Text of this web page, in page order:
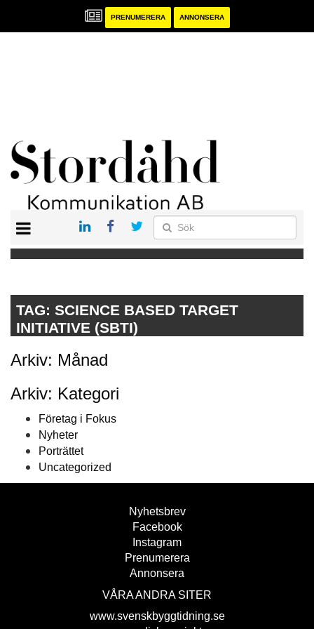
PRENUMERERA ANNONSERA
TAG: SCIENCE BASED TARGET
INITIATIVE (SBTI)
Arkiv: Månad
Arkiv: Kategori
Företag i Fokus
Nyheter
Porträttet
Uncategorized
Nyhetsbrev
Facebook
Instagram
Prenumerera
Annonsera
VÅRA ANDRA SITER
www.svenskbyggtidning.se